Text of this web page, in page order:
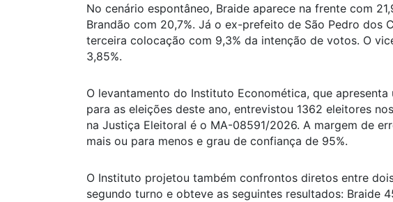
No cenário espontâneo, Braide aparece na frente com
Brandão com 20,7%. Já o ex-prefeito de São Pedro dos
terceira colocação com 9,3% da intenção de votos. O
3,85%.
O levantamento do Instituto Economética, que
para as eleições deste ano, entrevistou 1362 eleitores
na Justiça Eleitoral é o MA-08591/2026. A margem de
mais ou para menos e grau de confiança de 95%.
O Instituto projetou também confrontos diretos entre
segundo turno e obteve as seguintes resultados: Braide